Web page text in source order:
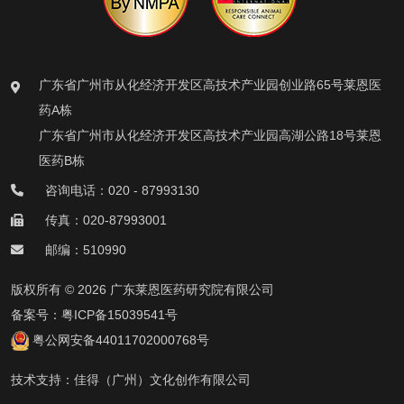
广东省广州市从化经济开发区高技术产业园创业路65号莱恩医
药A栋
广东省广州市从化经济开发区高技术产业园高湖公路18号莱恩
医药B栋
咨询电话：020 - 87993130
传真：020-87993001
邮编：510990
版权所有 © 2026 广东莱恩医药研究院有限公司
备案号： 粤ICP备15039541号
粤公网安备44011702000768号
技术支持： 佳得（广州）文化创作有限公司